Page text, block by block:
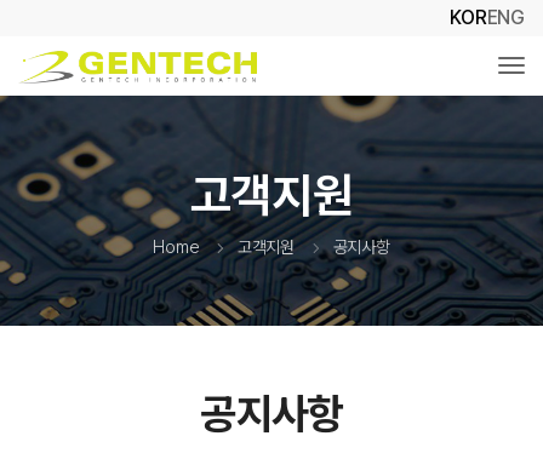
KORENG
고객지원
Home 고객지원 공지사항
공지사항